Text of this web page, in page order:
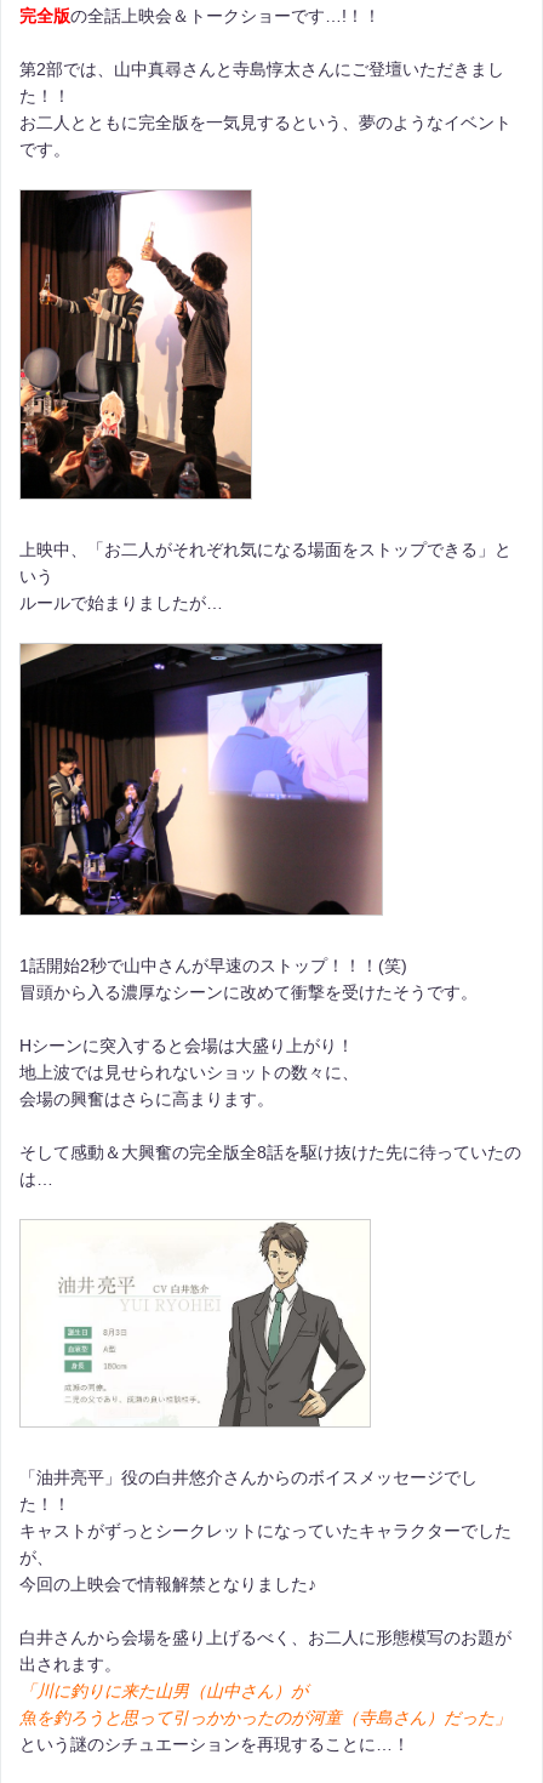
完全版の全話上映会＆トークショーです…!！！
第2部では、山中真尋さんと寺島惇太さんにご登壇いただきまし
た！！
お二人とともに完全版を一気見するという、夢のようなイベント
です。
上映中、「お二人がそれぞれ気になる場面をストップできる」と
いう
ルールで始まりましたが…
1話開始2秒で山中さんが早速のストップ！！！(笑)
冒頭から入る濃厚なシーンに改めて衝撃を受けたそうです。
Hシーンに突入すると会場は大盛り上がり！
地上波では見せられないショットの数々に、
会場の興奮はさらに高まります。
そして感動＆大興奮の完全版全8話を駆け抜けた先に待っていたの
は…
「油井亮平」役の白井悠介さんからのボイスメッセージでし
た！！
キャストがずっとシークレットになっていたキャラクターでした
が、
今回の上映会で情報解禁となりました♪
白井さんから会場を盛り上げるべく、お二人に形態模写のお題が
出されます。
「川に釣りに来た山男（山中さん）が
魚を釣ろうと思って引っかかったのが河童（寺島さん）だった」
という謎のシチュエーションを再現することに…！